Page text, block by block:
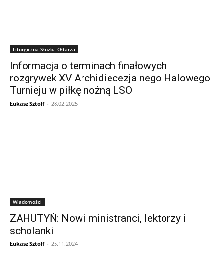
Liturgiczna Służba Ołtarza
Informacja o terminach finałowych
rozgrywek XV Archidiecezjalnego Halowego
Turnieju w piłkę nożną LSO
Łukasz Sztolf - 28.02.2025
Wiadomości
ZAHUTYŃ: Nowi ministranci, lektorzy i
scholanki
Łukasz Sztolf - 25.11.2024